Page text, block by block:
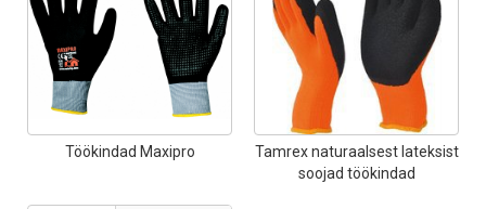
Töökindad Maxipro
7.80 €.7.02 €.
Tamrex naturaalsest lateksist
soojad töökindad
4.50 €.